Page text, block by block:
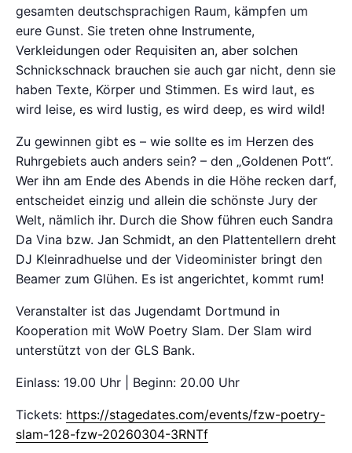
gesamten deutschsprachigen Raum, kämpfen um
eure Gunst. Sie treten ohne Instrumente,
Verkleidungen oder Requisiten an, aber solchen
Schnickschnack brauchen sie auch gar nicht, denn sie
haben Texte, Körper und Stimmen. Es wird laut, es
wird leise, es wird lustig, es wird deep, es wird wild!
Zu gewinnen gibt es – wie sollte es im Herzen des
Ruhrgebiets auch anders sein? – den „Goldenen Pott“.
Wer ihn am Ende des Abends in die Höhe recken darf,
entscheidet einzig und allein die schönste Jury der
Welt, nämlich ihr. Durch die Show führen euch Sandra
Da Vina bzw. Jan Schmidt, an den Plattentellern dreht
DJ Kleinradhuelse und der Videominister bringt den
Beamer zum Glühen. Es ist angerichtet, kommt rum!
Veranstalter ist das Jugendamt Dortmund in
Kooperation mit WoW Poetry Slam. Der Slam wird
unterstützt von der GLS Bank.
Einlass: 19.00 Uhr | Beginn: 20.00 Uhr
Tickets: https://stagedates.com/events/fzw-poetry-
slam-128-fzw-20260304-3RNTf